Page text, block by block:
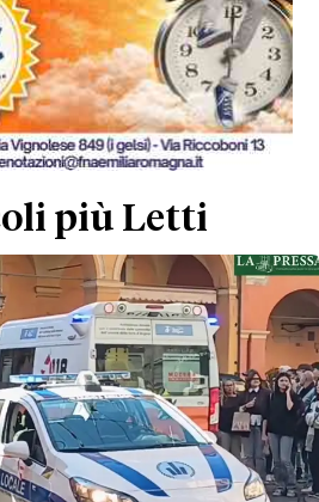
più Letti